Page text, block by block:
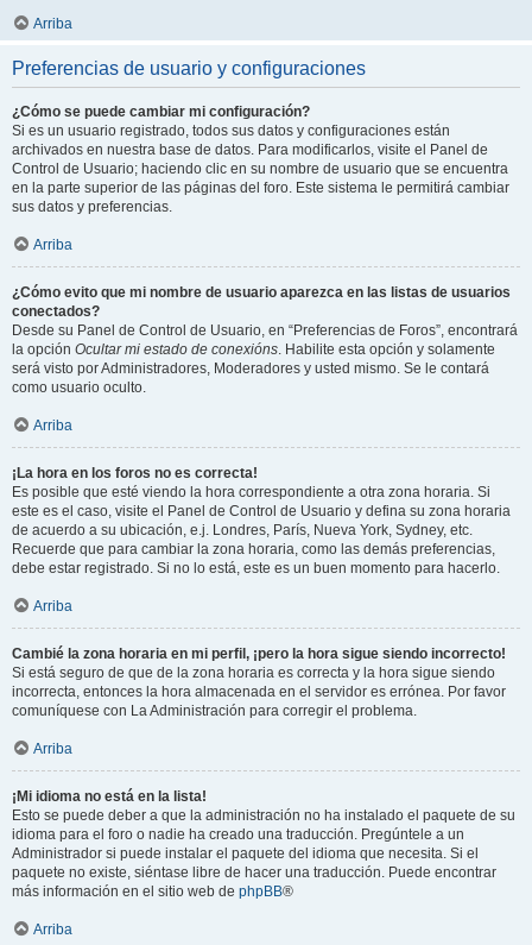
Arriba
Preferencias de usuario y configuraciones
¿Cómo se puede cambiar mi configuración?
Si es un usuario registrado, todos sus datos y configuraciones están
archivados en nuestra base de datos. Para modificarlos, visite el Panel de
Control de Usuario; haciendo clic en su nombre de usuario que se encuentra
en la parte superior de las páginas del foro. Este sistema le permitirá cambiar
sus datos y preferencias.
Arriba
¿Cómo evito que mi nombre de usuario aparezca en las listas de usuarios
conectados?
Desde su Panel de Control de Usuario, en “Preferencias de Foros”, encontrará
la opción Ocultar mi estado de conexións. Habilite esta opción y solamente
será visto por Administradores, Moderadores y usted mismo. Se le contará
como usuario oculto.
Arriba
¡La hora en los foros no es correcta!
Es posible que esté viendo la hora correspondiente a otra zona horaria. Si
este es el caso, visite el Panel de Control de Usuario y defina su zona horaria
de acuerdo a su ubicación, e.j. Londres, París, Nueva York, Sydney, etc.
Recuerde que para cambiar la zona horaria, como las demás preferencias,
debe estar registrado. Si no lo está, este es un buen momento para hacerlo.
Arriba
Cambié la zona horaria en mi perfil, ¡pero la hora sigue siendo incorrecto!
Si está seguro de que de la zona horaria es correcta y la hora sigue siendo
incorrecta, entonces la hora almacenada en el servidor es errónea. Por favor
comuníquese con La Administración para corregir el problema.
Arriba
¡Mi idioma no está en la lista!
Esto se puede deber a que la administración no ha instalado el paquete de su
idioma para el foro o nadie ha creado una traducción. Pregúntele a un
Administrador si puede instalar el paquete del idioma que necesita. Si el
paquete no existe, siéntase libre de hacer una traducción. Puede encontrar
más información en el sitio web de phpBB®
Arriba